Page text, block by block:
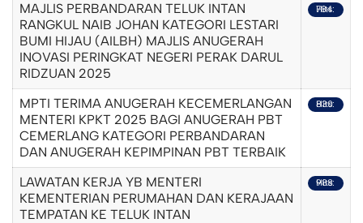
MAJLIS PERBANDARAN TELUK INTAN
RANGKUL NAIB JOHAN KATEGORI LESTARI
BUMI HIJAU (AILBH) MAJLIS ANUGERAH
INOVASI PERINGKAT NEGERI PERAK DARUL
RIDZUAN 2025
Hits: 784
MPTI TERIMA ANUGERAH KECEMERLANGAN
MENTERI KPKT 2025 BAGI ANUGERAH PBT
CEMERLANG KATEGORI PERBANDARAN
DAN ANUGERAH KEPIMPINAN PBT TERBAIK
Hits: 830
LAWATAN KERJA YB MENTERI
KEMENTERIAN PERUMAHAN DAN KERAJAAN
TEMPATAN KE TELUK INTAN
Hits: 988